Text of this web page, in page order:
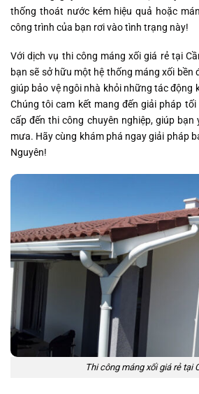
thống thoát nước kém hiệu quả hoặc
công trình của bạn rơi vào tình trạng này!
Với dịch vụ thi công máng xối giá rẻ tại
bạn sẽ sở hữu một hệ thống máng xối bền
giúp bảo vệ ngôi nhà khỏi những tác động
Chúng tôi cam kết mang đến giải pháp
cấp đến thi công chuyên nghiệp, giúp
mưa. Hãy cùng khám phá ngay giải pháp
Nguyên!
Thi công máng xối giá rẻ tại